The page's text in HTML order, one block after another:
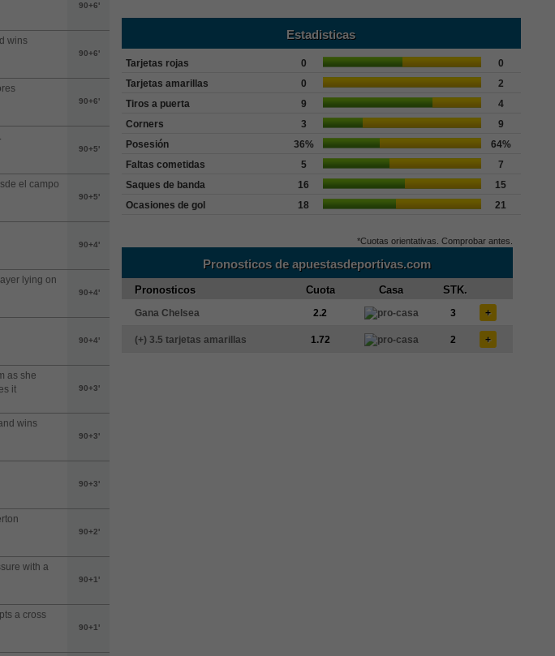
90+6'
wins
90+6'
90+6'
90+5'
el campo
90+5'
90+4'
lying on
90+4'
90+4'
as she
it
90+3'
wins
90+3'
90+3'
90+2'
with a
90+1'
a cross
90+1'
Estadisticas
Tarjetas rojas 0
0
Tarjetas amarillas
0
2
Tiros a puerta
9
4
Corners
3
9
Posesión
36%
64%
Faltas cometidas
5
7
Saques de banda
16
15
Ocasiones de gol
18 21
*Cuotas orientativas. Comprobar antes.
Pronosticos de apuestasdeportivas.com
Pronosticos Cuota Casa STK.
Gana Chelsea 2.2 3 +
(+) 3.5 tarjetas amarillas 1.72 2 +